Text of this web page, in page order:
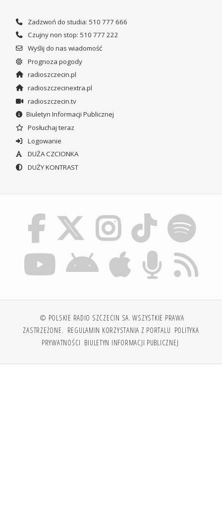
Zadzwoń do studia: 510 777 666
Czujny non stop: 510 777 222
Wyślij do nas wiadomość
Prognoza pogody
radioszczecin.pl
radioszczecinextra.pl
radioszczecin.tv
Biuletyn Informacji Publicznej
Posłuchaj teraz
Logowanie
DUŻA CZCIONKA
DUŻY KONTRAST
© POLSKIE RADIO SZCZECIN SA. WSZYSTKIE PRAWA
ZASTRZEŻONE. REGULAMIN KORZYSTANIA Z PORTALU POLITYKA
PRYWATNOŚCI BIULETYN INFORMACJI PUBLICZNEJ